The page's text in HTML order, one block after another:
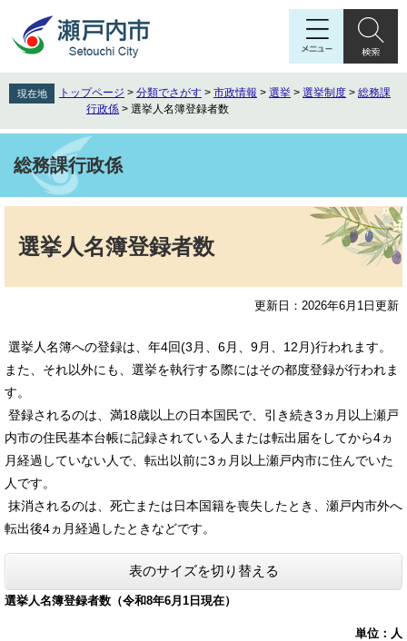
先
頭
を
飛
文
現在地 トップページ > 分類でさがす > 市政情報 > 選挙 > 選挙制度 > 総務課
行政係 > 選挙人名簿登録者数
総務課行政係
選挙人名簿登録者数
更新日：2026年6月1日更新
選挙人名簿への登録は、年4回(3月、6月、9月、12月)行われます。
また、それ以外にも、選挙を執行する際にはその都度登録が行われま
す。
登録されるのは、満18歳以上の日本国民で、引き続き3ヵ月以上瀬戸
内市の住民基本台帳に記録されている人または転出届をしてから4ヵ
月経過していない人で、転出以前に3ヵ月以上瀬戸内市に住んでいた
人です。
抹消されるのは、死亡または日本国籍を喪失したとき、瀬戸内市外へ
転出後4ヵ月経過したときなどです。
表のサイズを切り替える
選挙人名簿登録者数（令和8年6月1日現在）
単位：人